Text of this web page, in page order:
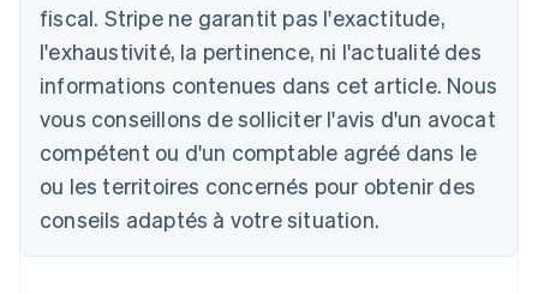
fiscal. Stripe ne garantit pas l'exactitude,
l'exhaustivité, la pertinence, ni l'actualité des
informations contenues dans cet article. Nous
vous conseillons de solliciter l'avis d'un avocat
compétent ou d'un comptable agréé dans le
ou les territoires concernés pour obtenir des
conseils adaptés à votre situation.
NederlandsFrançaisDeutschEnglish
Brésil
Português
Bulgarie
English
Canada
Chine continentale
简体中文English